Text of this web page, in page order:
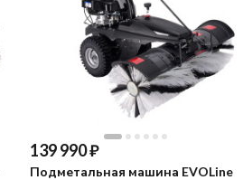
139 990₽
Подметальная машина EVOLine